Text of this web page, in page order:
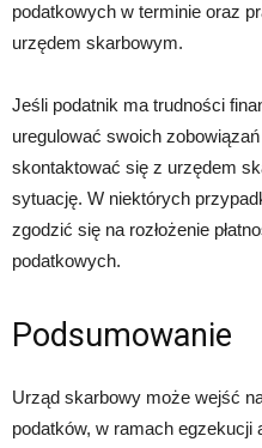
podatkowych w terminie oraz
urzędem skarbowym.
Jeśli podatnik ma trudności
uregulować swoich
skontaktować się z urzędem
sytuację. W niektórych
zgodzić się na rozłożenie
podatkowych.
Podsumowanie
Urząd skarbowy może wejść
podatków, w ramach egzekucji